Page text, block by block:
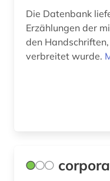
Die Datenbank
Erzählungen der
den
verbreitet wurde.